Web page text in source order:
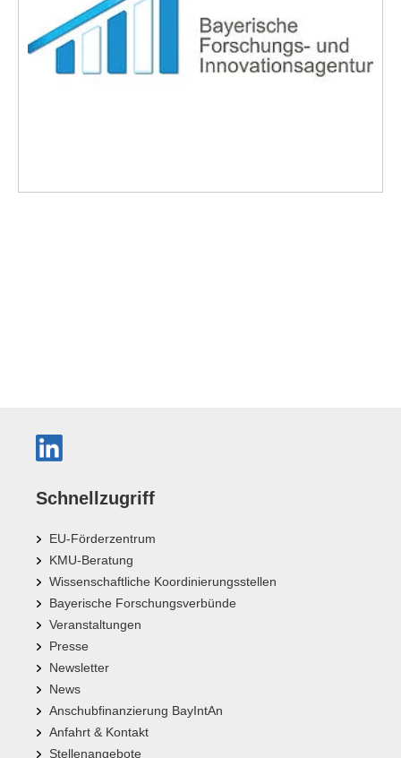
Schnellzugriff
EU-Förderzentrum
KMU-Beratung
Wissenschaftliche Koordinierungsstellen
Bayerische Forschungsverbünde
Veranstaltungen
Presse
Newsletter
News
Anschubfinanzierung BayIntAn
Anfahrt & Kontakt
Stellenangebote